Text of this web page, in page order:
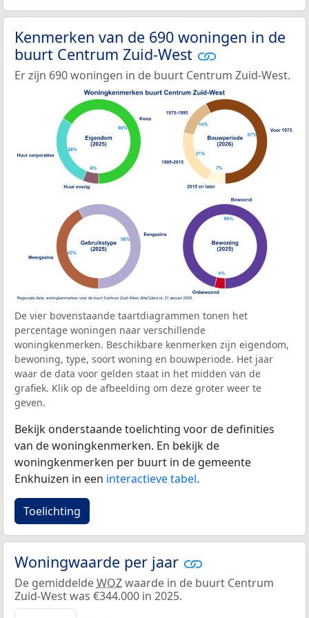
Kenmerken van de 690 woningen in de
buurt Centrum Zuid-West
Er zijn 690 woningen in de buurt Centrum Zuid-West.
De vier bovenstaande taartdiagrammen tonen het
percentage woningen naar verschillende
woningkenmerken. Beschikbare kenmerken zijn eigendom,
bewoning, type, soort woning en bouwperiode. Het jaar
waar de data voor gelden staat in het midden van de
grafiek. Klik op de afbeelding om deze groter weer te
geven.
Bekijk onderstaande toelichting voor de definities
van de woningkenmerken. En bekijk de
woningkenmerken per buurt in de gemeente
Enkhuizen in een interactieve tabel.
Toelichting
Woningwaarde per jaar
De gemiddeldeWOZwaarde in de buurt Centrum
Zuid-West was €344.000 in 2025.